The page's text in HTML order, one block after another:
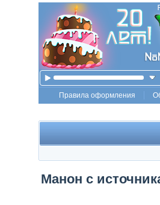
Правила оформления
Манон с